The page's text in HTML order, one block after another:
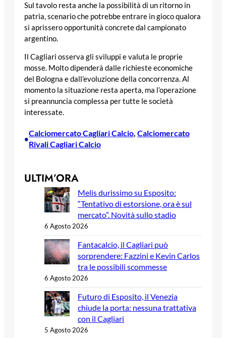
Sul tavolo resta anche la possibilità di un ritorno in
patria, scenario che potrebbe entrare in gioco qualora
si aprissero opportunità concrete dal campionato
argentino.
Il Cagliari osserva gli sviluppi e valuta le proprie
mosse. Molto dipenderà dalle richieste economiche
del Bologna e dall’evoluzione della concorrenza. Al
momento la situazione resta aperta, ma l’operazione
si preannuncia complessa per tutte le società
interessate.
•
Calciomercato Cagliari Calcio Calciomercato
Rivali Cagliari Calcio
ULTIM’ORA
Melis durissimo su Esposito:
“Tentativo di estorsione, ora è sul
mercato”. Novità sullo stadio
6 Agosto 2026
Fantacalcio, il Cagliari può
sorprendere: Fazzini e Kevin Carlos
tra le possibili scommesse
6 Agosto 2026
Futuro di Esposito, il Venezia
chiude la porta: nessuna trattativa
con il Cagliari
5 Agosto 2026